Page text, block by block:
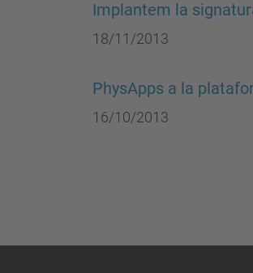
Implantem la
18/11/2013
PhysApps a la
16/10/2013